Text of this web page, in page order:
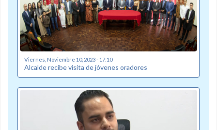
Viernes, Noviembre 10, 2023 - 17:10
Alcalde recibe visita de jóvenes oradores